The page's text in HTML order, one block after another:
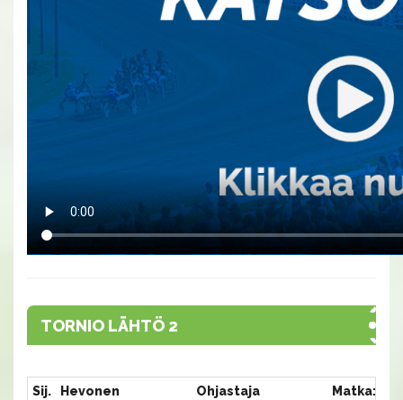
TORNIO LÄHTÖ 2
Sij. Hevonen Ohjastaja